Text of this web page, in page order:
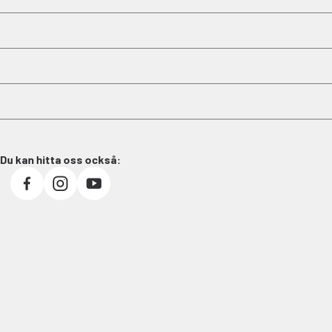
Du kan hitta oss också: